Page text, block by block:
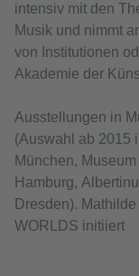
intensiv mit den
Musik und nimmt
von Institutionen
Akademie der
Ausstellungen in
(Auswahl ab 2015
München,
Hamburg,
Dresden).
WORLDS initiiert